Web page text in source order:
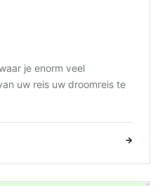
je enorm veel
uw reis uw droomreis te
→